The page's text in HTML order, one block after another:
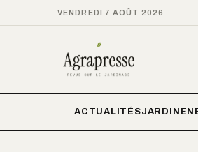
VENDREDI 7 AOÛT 2026
ACTUALITÉSJARDIN